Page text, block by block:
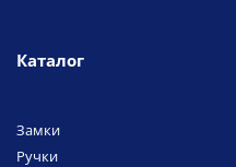
Каталог
Замки
Ручки